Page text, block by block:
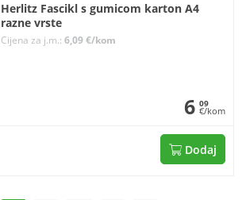
Herlitz Fascikl s gumicom karton A4
razne vrste
Cijena za j.m.: 6,09 €/kom
6 09
€/kom
Dodaj